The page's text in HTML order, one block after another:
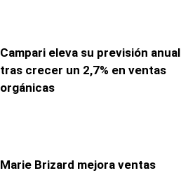
Campari eleva su previsión anual
tras crecer un 2,7% en ventas
orgánicas
Marie Brizard mejora ventas